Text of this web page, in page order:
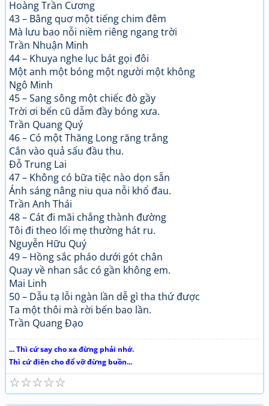
Hoàng Trần Cương
43 – Bâng quơ một tiếng chim đêm
Mà lưu bao nỗi niềm riêng ngang trời
Trần Nhuận Minh
44 – Khuya nghe lục bát gọi đôi
Một anh một bóng một người một không
Ngô Minh
45 – Sang sông một chiếc đò gầy
Trời ơi bến cũ dẫm đầy bóng xưa.
Trần Quang Quý
46 – Có một Thăng Long răng trắng
Cắn vào quả sấu đầu thu.
Đỗ Trung Lai
47 – Không có bữa tiệc nào dọn sẵn
Ánh sáng nâng niu qua nỗi khổ đau.
Trần Anh Thái
48 – Cát đi mãi chẳng thành đường
Tôi đi theo lối mẹ thường hát ru.
Nguyễn Hữu Quý
49 – Hồng sắc pháo dưới gót chân
Quay về nhan sắc có gần không em.
Mai Linh
50 – Dẫu tạ lỗi ngàn lần dễ gì tha thứ được
Ta một thôi mà rời bến bao lần.
Trần Quang Đạo
... Thì cứ say cho xa đừng phải nhớ.
Thì cứ điên cho đổ vỡ đừng buồn...
☆
☆
☆
☆
☆